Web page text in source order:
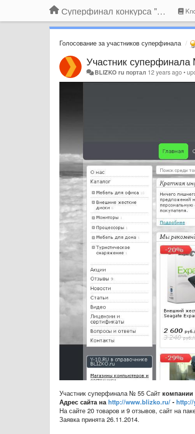
Суперфинал конкурса "Компания года-2014" на BLIZKO.ru
Голосование за участников суперфинала
Участник
BLIZKO ru портал 12 years ago•
Участник суперфинала № 55 Сайт компании
Адрес сайта наhttp://www.blizko.ru/ -
На сайте 20 товаров и 9 отзывов, сайт на
Заявка принята 26.11.2014.